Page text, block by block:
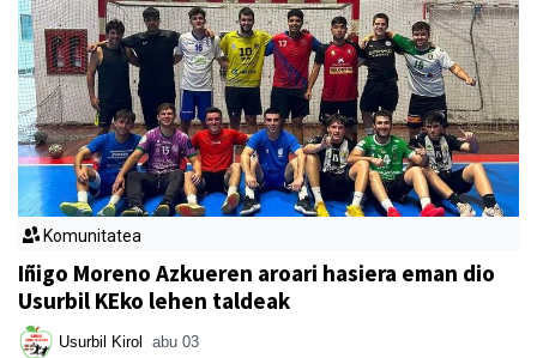
Komunitatea
Iñigo Moreno Azkueren aroari hasiera eman dio
Usurbil KEko lehen taldeak
Usurbil Kirol abu 03